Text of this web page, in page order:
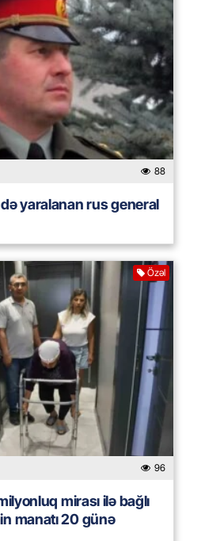
88
yaralanan rus general
Özəl
96
mirası ilə bağlı
manatı 20 günə